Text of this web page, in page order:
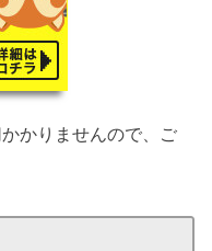
かりませんので、ご